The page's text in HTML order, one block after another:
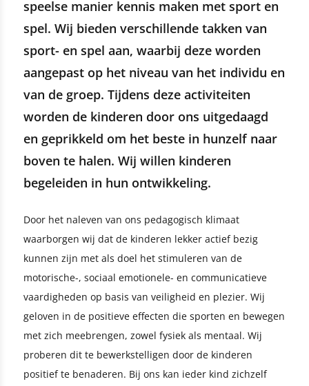
speelse manier kennis maken met sport en
spel. Wij bieden verschillende takken van
sport- en spel aan, waarbij deze worden
aangepast op het niveau van het individu en
van de groep. Tijdens deze activiteiten
worden de kinderen door ons uitgedaagd
en geprikkeld om het beste in hunzelf naar
boven te halen. Wij willen kinderen
begeleiden in hun ontwikkeling.
Door het naleven van ons pedagogisch klimaat
waarborgen wij dat de kinderen lekker actief bezig
kunnen zijn met als doel het stimuleren van de
motorische-, sociaal emotionele- en communicatieve
vaardigheden op basis van veiligheid en plezier. Wij
geloven in de positieve effecten die sporten en bewegen
met zich meebrengen, zowel fysiek als mentaal. Wij
proberen dit te bewerkstelligen door de kinderen
positief te benaderen. Bij ons kan ieder kind zichzelf